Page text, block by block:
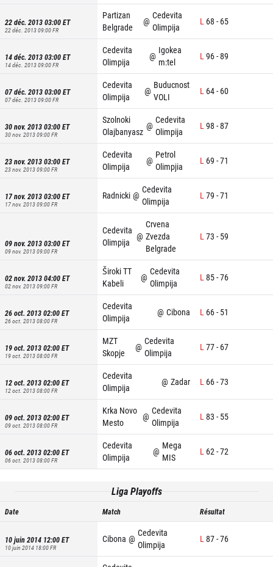
22 déc. 2013 03:00ET
22 déc. 2013 09:00FR
Partizan
Belgrade
@
Cedevita
Olimpija
L 68 - 65
14 déc. 2013 03:00ET
14 déc. 2013 09:00FR
Cedevita
Olimpija
@
Igokea
m:tel
L96-89
07 déc. 2013 03:00ET
07 déc. 2013 09:00FR
Cedevita
Olimpija
@
Buducnost
VOLI
L 64- 60
30 nov. 2013 03:00ET
30 nov. 2013 09:00FR
Szolnoki
Olajbanyasz
@
Cedevita
Olimpija
L98 -87
23 nov. 2013 03:00ET
23 nov. 2013 09:00FR
Cedevita
Olimpija
@
Petrol
Olimpjia
L 69 -71
17 nov. 2013 03:00ET
17 nov. 2013 09:00FR
Radnicki @
Cedevita
Olimpija
L79 -71
09 nov. 2013 03:00ET
09 nov. 2013 09:00FR
Cedevita
Olimpija
@
Crvena
Zvezda
Belgrade
L73 - 59
02 nov. 2013 04:00ET
02 nov. 2013 09:00FR
Široki TT
Kabeli
@
Cedevita
Olimpija
L85-76
26 oct. 2013 02:00ET
26 oct. 2013 08:00FR
Cedevita
Olimpija
@ Cibona L 66- 51
19 oct. 2013 02:00ET
19 oct. 2013 08:00FR
MZT
Skopje
@
Cedevita
Olimpija
L77- 67
12 oct. 2013 02:00ET
12 oct. 2013 08:00FR
Cedevita
Olimpija
@ Zadar L 66-73
09 oct. 2013 02:00ET
09 oct. 2013 08:00FR
Krka Novo
Mesto
@
Cedevita
Olimpija
L83 - 55
06 oct. 2013 02:00ET
06 oct. 2013 08:00FR
Cedevita
Olimpija
@
Mega
MIS
L 62-72
Liga Playoffs
Date Match Résultat
10 juin 2014 12:00ET
10 juin 2014 18:00FR
Cibona @
Cedevita
Olimpija
L87-76